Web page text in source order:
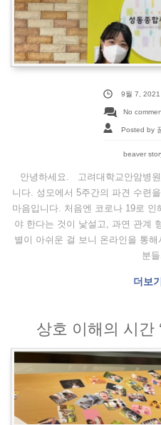
9월 7, 2021
No
Posted by
beaver
안녕하세요. 고려대학교안암병
니다. 성모에서 5주간의 파견 수련
마음입니다. 처음엔 코로나 19로
야 한다는 것이 낯설고, 과연 관계
별이 아쉬운 걸 보니 온라인을 통
분들
더보
상호 이해의 시간